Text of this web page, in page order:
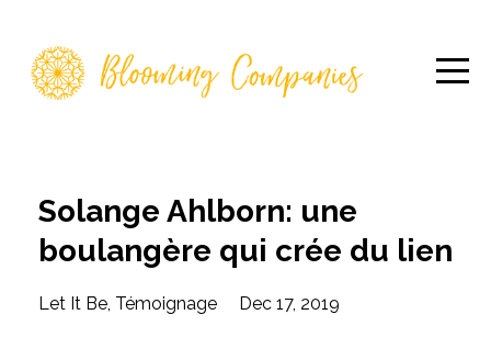
Solange Ahlborn: une
boulangère qui crée du lien
Let It Be Témoignage Dec 17, 2019